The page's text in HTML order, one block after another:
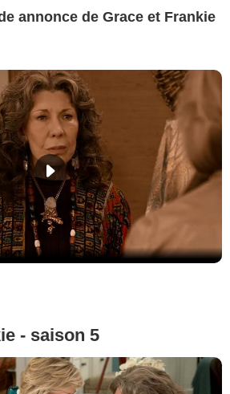
annonce de Grace et Frankie
- saison 5